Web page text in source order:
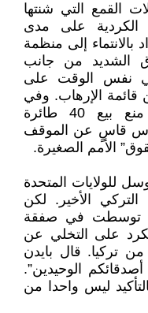
القمع التي شنتها
الكردية على مدى
بالانتماء إلى منظمة
الشديد من جانب
في نفس الوقت على
قائمة الإرهاب. وفي
الشهر الماضي، أوقفت ألمانيا منع بيع 40 طائرة
درس قاسٍ عن الموقف
الأمم الصغيرة.
للولايات المتحدة
الأخير. لكن
توسطت في صفقة
على التخلي عن
من تركيا. قال بايدن
الوحيدين”.
ليس واحدا من